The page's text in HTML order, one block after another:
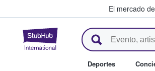
El mercado
StubHub:
Deportes